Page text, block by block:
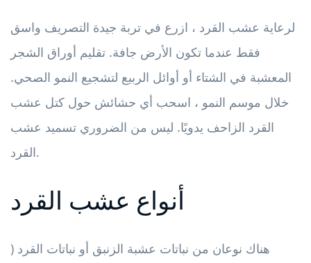
لرعاية عشب القرد ، ازرع في تربة جيدة التصريف واسق
فقط عندما تكون الأرض جافة. تقليم أوراق الشجر
المعشبة في الشتاء أو أوائل الربيع لتشجيع النمو الصحي.
خلال موسم النمو ، اسحب أي حشائش حول كتل عشب
القرد الزاحف يدويًا. ليس من الضروري تسميد عشب
القرد.
أنواع عشب القرد
هناك نوعان من نباتات عشبة الزنبق أو نباتات القرد (